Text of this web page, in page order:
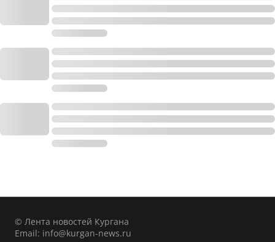
© Лента новостей Кургана
Email: info@kurgan-news.ru